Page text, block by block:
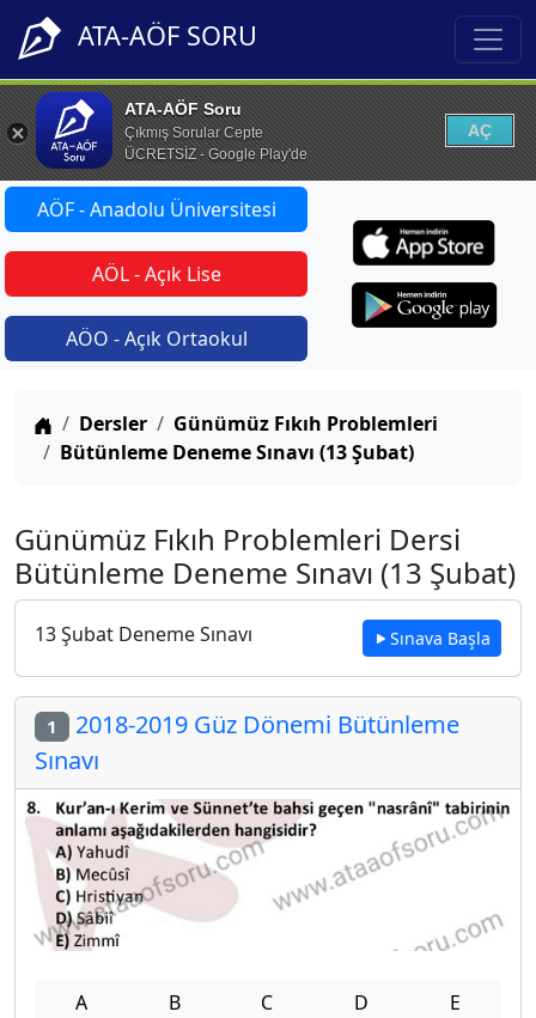
ATA-AÖF SORU
ATA-AÖF Soru
Çıkmış Sorular Cepte
ÜCRETSİZ - Google Play'de
AÇ
AÖF - Anadolu Üniversitesi
AÖL - Açık Lise
AÖO - Açık Ortaokul
Anasayfa
Dersler
Günümüz Fıkıh Problemleri
Bütünleme Deneme Sınavı (13 Şubat)
Günümüz Fıkıh Problemleri Dersi
Bütünleme Deneme Sınavı (13 Şubat)
13 Şubat Deneme Sınavı Sınava Başla
1 2018-2019 Güz Dönemi Bütünleme
Sınavı
A B C D E